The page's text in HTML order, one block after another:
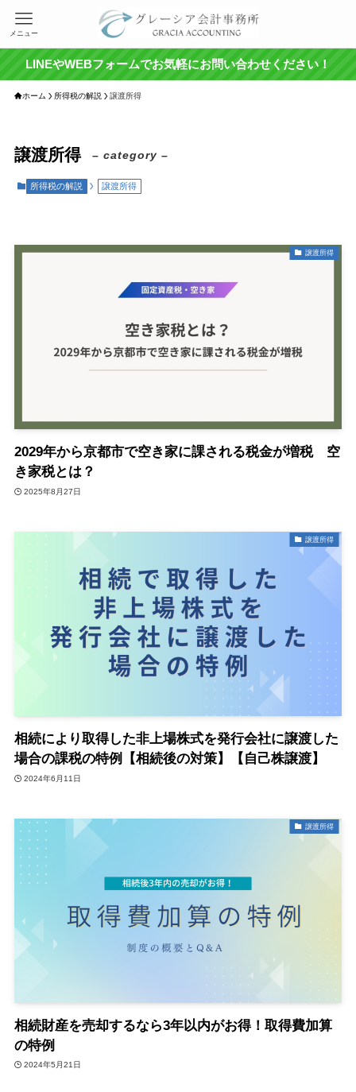
メニュー
LINEやWEBフォームでお気軽にお問い合わせください！
ホーム 所得税の解説 譲渡所得
譲渡所得 – category –
所得税の解説 譲渡所得
譲渡所得
2029年から京都市で空き家に課される税金が増税 空
き家税とは？
2025年8月27日
譲渡所得
相続により取得した非上場株式を発行会社に譲渡した
場合の課税の特例【相続後の対策】【自己株譲渡】
2024年6月11日
譲渡所得
相続財産を売却するなら3年以内がお得！取得費加算
の特例
2024年5月21日